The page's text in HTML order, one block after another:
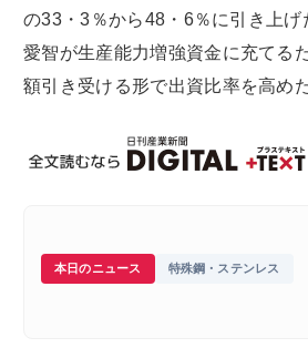
の33・3％から48・6％に引き上げ
愛智が生産能力増強資金に充てる
額引き受ける形で出資比率を高め
本日のニュース 特殊鋼・ステンレス